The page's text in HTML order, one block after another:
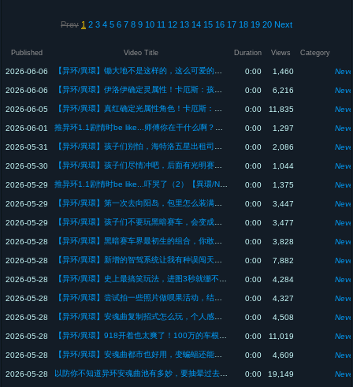
Prev 1 2 3 4 5 6 7 8 9 10 11 12 13 14 15 16 17 18 19 20 Next
Published Video Title Duration Views Category
2026-06-06 0:00 1,460
2026-06-06 0:00 6,216
2026-06-05 0:00 11,835
2026-06-01 0:00 1,297
2026-05-31 0:00 2,086
2026-05-30 0:00 1,044
2026-05-29 0:00 1,375
2026-05-29 0:00 3,447
2026-05-29 0:00 3,477
2026-05-28 0:00 3,828
2026-05-28 0:00 7,882
2026-05-28 0:00 4,284
2026-05-28 0:00 4,327
2026-05-28 0:00 4,508
2026-05-28 0:00 11,019
2026-05-28 0:00 4,609
2026-05-28 0:00 19,149